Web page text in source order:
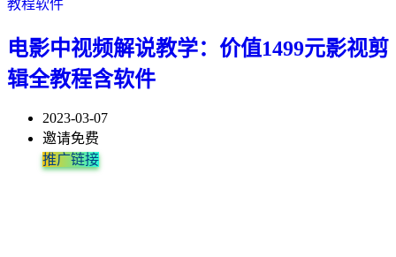
教程软件
电影中视频解说教学：价值1499元影视剪
辑全教程含软件
2023-03-07
邀请免费
推广链接